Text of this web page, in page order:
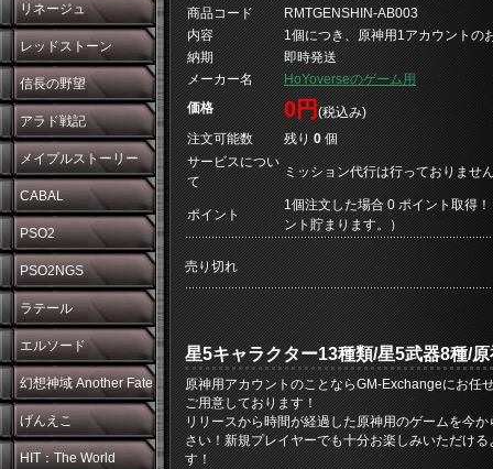
リネージュ
レッドストーン
信長の野望
アラド戦記
メイプルストーリー
CABAL
PSO2
PSO2NGS
ラテール
エルソード
幻想神域 Another Fate
げんえこ
HIT：The World
商品コード
RMTGENSHIN-AB003
内容
1個につき、原神用1アカウントの
納期
即時発送
メーカー名
HoYoverseのゲーム用
価格
0円 (税込み)
注文可能数
残り 0個
サービスについ
て
ミッション代行は行っておりませ
ポイント
1個注文した場合 0 ポイント取得
ント貯まります。）
売り切れ
星5キャラクター13種類/星5武器8種/
原神用アカウントのことならGM-Exchangeにお任
ご用意しております！
リリースから時間が経過した原神用のゲームを今
さい！新規プレイヤーでも十分お楽しみいただけ
す！